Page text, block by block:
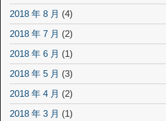
2018 年 8 月 (4)
2018 年 7 月 (2)
2018 年 6 月 (1)
2018 年 5 月 (3)
2018 年 4 月 (2)
2018 年 3 月 (1)